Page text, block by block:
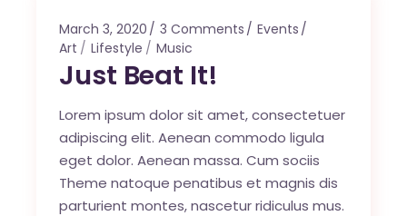
March 3, 2020 3 Comments
Events
Art
Lifestyle Music
Just Beat It!
Lorem ipsum dolor sit amet, consectetuer
adipiscing elit. Aenean commodo ligula
eget dolor. Aenean massa. Cum sociis
Theme natoque penatibus et magnis dis
parturient montes, nascetur ridiculus mus.